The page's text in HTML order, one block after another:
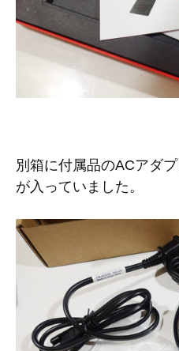
別箱に付属品のACアダ
が入っていました。